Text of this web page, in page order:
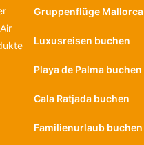
Gruppenflüge Mallorca
Luxusreisen buchen
Playa de Palma buchen
Cala Ratjada buchen
Familienurlaub buchen